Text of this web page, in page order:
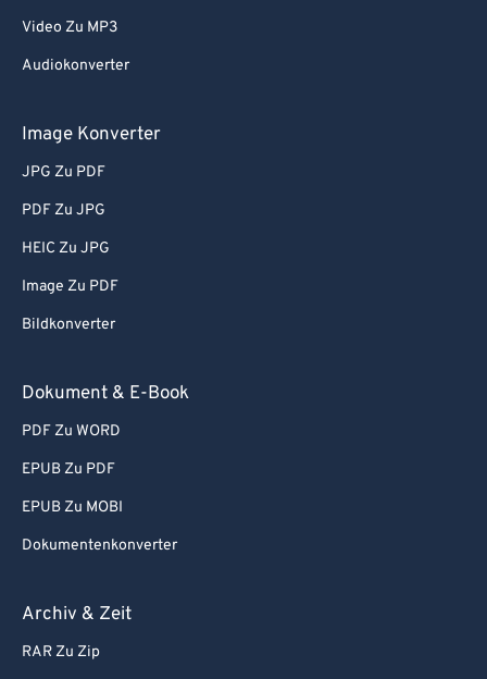
Video Zu MP3
Audiokonverter
Image Konverter
JPG Zu PDF
PDF Zu JPG
HEIC Zu JPG
Image Zu PDF
Bildkonverter
Dokument & E-Book
PDF Zu WORD
EPUB Zu PDF
EPUB Zu MOBI
Dokumentenkonverter
Archiv & Zeit
RAR Zu Zip